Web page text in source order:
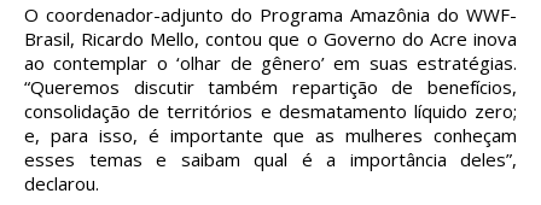
O coordenador-adjunto do Programa Amazônia do WWF-
Brasil, Ricardo Mello, contou que o Governo do Acre inova
ao contemplar o ‘olhar de gênero’ em suas estratégias.
“Queremos discutir também repartição de benefícios,
consolidação de territórios e desmatamento líquido zero;
e, para isso, é importante que as mulheres conheçam
esses temas e saibam qual é a importância deles”,
declarou.